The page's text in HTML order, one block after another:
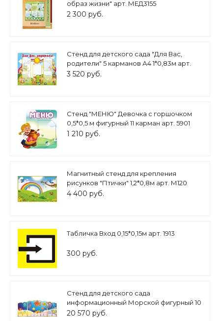
образ жизни" арт. МЕД3155
2 300 руб.
Стенд для детского сада "Для Вас,
родители" 5 карманов А4 1*0,83м арт.
7572
3 520 руб.
Стенд "МЕНЮ" Девочка с горшочком
0,5*0,5 м фигурный 11 карман арт. 5901
1 210 руб.
Магнитный стенд для крепления
рисунков "Птички" 1,2*0,8м арт. М120
4 400 руб.
Табличка Вход 0,15*0,15м арт. 1913
300 руб.
Стенд для детского сада
информационный Морской фигурный 10
карманов А4 3,5*1,5м. арт.ДМ592
20 570 руб.